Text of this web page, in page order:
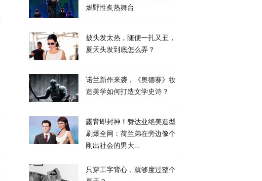
燃野性炙热舞台
披头发太热，随便一扎又丑，
夏天头发到底怎么弄？
诺兰新作来袭，《奥德赛》妆
造美学如何打造文学史诗？
露背即封神！赞达亚绝美造型
刷爆全网：荷兰弟在旁边像个
刚出社会的男大...
只穿工字背心，就够度过整个